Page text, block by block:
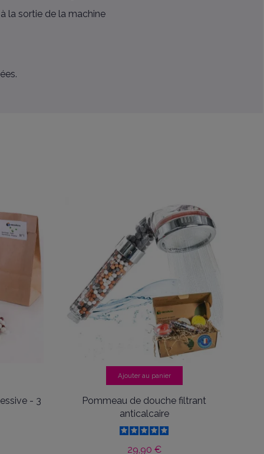
la sortie de la machine
- 3
Ajouter au panier
Pommeau de douche filtrant
anticalcaire
29,90 €